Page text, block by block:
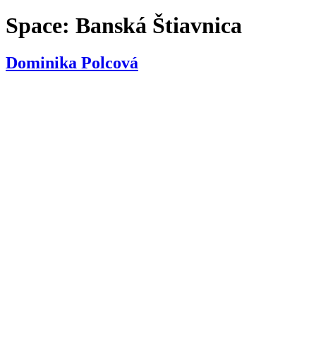
Space: Banská Štiavnica
Dominika Polcová